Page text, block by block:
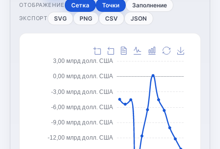
ОТОБРАЖЕНИЕ Сетка Точки Заполнение
ЭКСПОРТ SVG PNG CSV JSON
-12,00 млрд долл. США
-9,00 млрд долл. США
-6,00 млрд долл. США
-3,00 млрд долл. США
0,00 млрд долл. США
3,00 млрд долл. США